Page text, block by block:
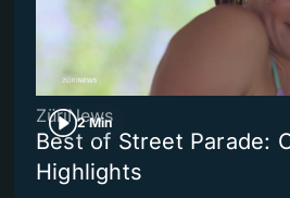
2 Min
ZüriNews
Best of Street Parade:
Highlights